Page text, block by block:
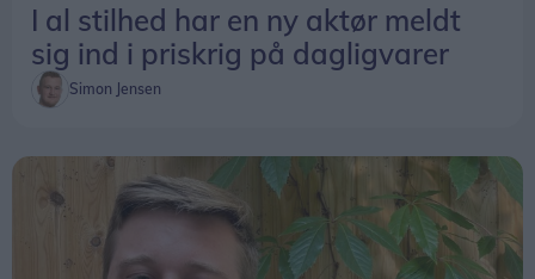
I al stilhed har en ny aktør meldt
sig ind i priskrig på dagligvarer
Simon Jensen